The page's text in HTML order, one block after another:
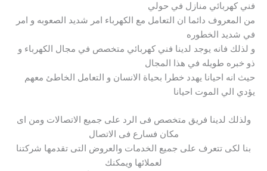
فني كهربائي منازل في حولي
من المعروف دائما ان التعامل مع الكهرباء امر شديد الصعوبه و امر
في شديد الخطوره
و لذلك فانه يوجد لدينا فني كهربائي متخصص في مجال الكهرباء و
ذو خبره طويله في هذا المجال
حيث انه احيانا يهدد خطرا بحياة الانسان و التعامل الخاطئ معهم
يؤدي الي الموت احيانا
ولذلك لدينا فريق متخصص فى الرد على جميع الاتصالات ومن اى
مكان فسارع فى الاتصال
بنا لكى تتعرف على جميع الخدمات والعروض التى تقدمها شركتنا
لعملائها ويمكنك